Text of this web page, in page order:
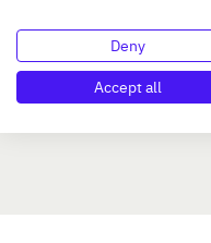
Deny
Accept all